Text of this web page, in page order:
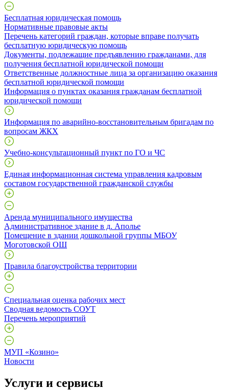
Бесплатная юридическая помощь
Нормативные правовые акты
Перечень категорий граждан, которые вправе получать
бесплатную юридическую помощь
Документы, подлежащие предъявлению гражданами, для
получения бесплатной юридической помощи
Ответственные должностные лица за организацию оказания
бесплатной юридической помощи
Информация о пунктах оказания гражданам бесплатной
юридической помощи
Информация по аварийно-восстановительным бригадам по
вопросам ЖКХ
Учебно-консультационный пункт по ГО и ЧС
Единая информационная система управления кадровым
составом государственной гражданской службы
Аренда муниципального имущества
Административное здание в д. Аполье
Помещение в здании дошкольной группы МБОУ
Моготовской ОШ
Правила благоустройства территории
Специальная оценка рабочих мест
Сводная ведомость СОУТ
Перечень мероприятий
МУП «Козино»
Новости
Услуги и сервисы